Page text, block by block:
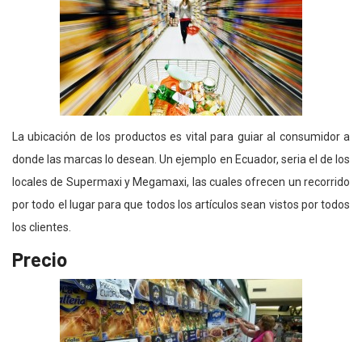
La ubicación de los productos es vital para guiar al consumidor a
donde las marcas lo desean. Un ejemplo en Ecuador, seria el de los
locales de Supermaxi y Megamaxi, las cuales ofrecen un recorrido
por todo el lugar para que todos los artículos sean vistos por todos
los clientes.
Precio